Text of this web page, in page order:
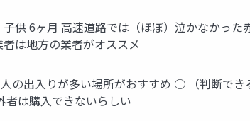
6ヶ月 高速道路では（ほぼ）泣かなかっ
は地方の業者がオススメ
出入りが多い場所がおすすめ ○ （判断で
は購入できないらしい